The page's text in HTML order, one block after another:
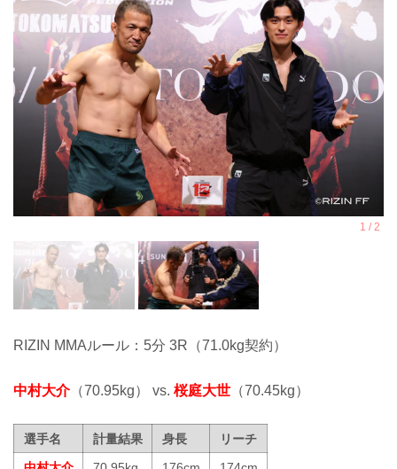
RIZIN MMAルール：5分 3R（71.0kg契約）
中村大介（70.95kg） vs. 桜庭大世 （70.45kg）
選手名 計量結果 身長
リーチ